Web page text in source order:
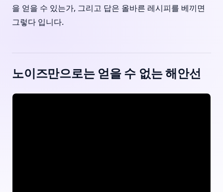
을 얻을 수 있는가, 그리고 답은 올바른 레시피를 베끼면
그렇다 입니다.
노이즈만으로는 얻을 수 없는 해안선